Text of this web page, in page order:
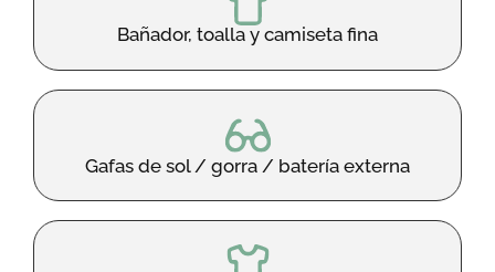
Bañador, toalla y camiseta fina
Gafas de sol / gorra / batería externa